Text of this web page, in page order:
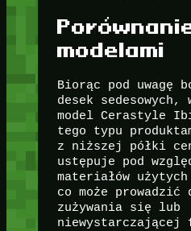
modelami
Biorąc pod uwagę
desek sedesowych,
model Cerastyle
tego typu
z niższej półki
ustępuje pod
materiałów
co może prowadzić
zużywania się lub
niewystarczającej